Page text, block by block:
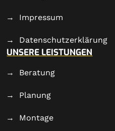
Impressum
Datenschutzerklärung
UNSERE LEISTUNGEN
Beratung
Planung
Montage